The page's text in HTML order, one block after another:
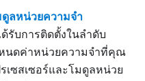
ลหน่วยความจำ
รับการติดตั้งในลำดับ
นดค่าหน่วยความจำที่คุณ
เซสเซอร์และโมดูลหน่วย